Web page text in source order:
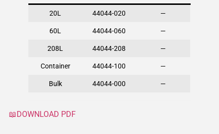
20L 44044-020 —
60L 44044-060 —
208L 44044-208 —
Container 44044-100 —
Bulk 44044-000 —
📖DOWNLOAD PDF